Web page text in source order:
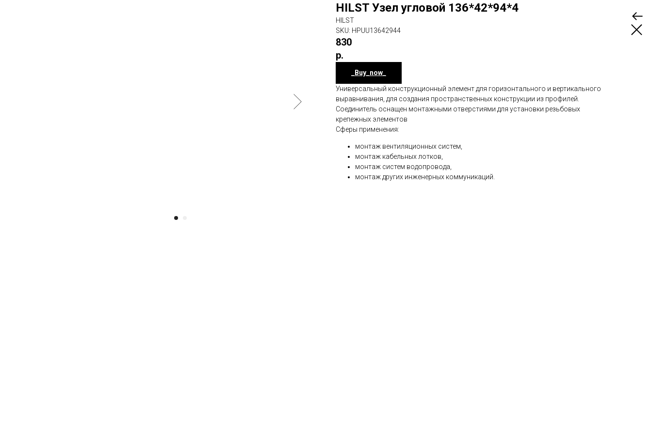
HILST Узел угловой 136*42*94*4
HILST
SKU: HPUU13642944
830
р.
_Buy_now_
Универсальный конструкционный элемент для горизонтального и вертикального
выравнивания, для создания пространственных конструкции из профилей.
Соединитель оснащен монтажными отверстиями для установки резьбовых
крепежных элементов
Сферы применения:
монтаж вентиляционных систем,
монтаж кабельных лотков,
монтаж систем водопровода,
монтаж других инженерных коммуникаций.